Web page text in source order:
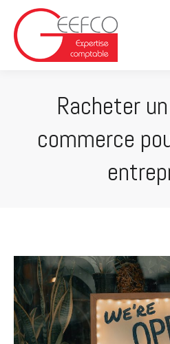
Racheter
commerce